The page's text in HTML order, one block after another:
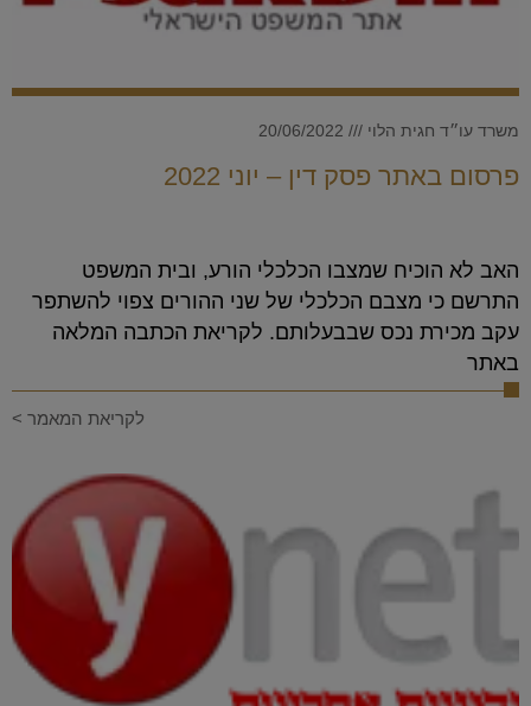
פרסום באתר פסק דין – יוני 2022
משרד עו״ד חגית הלוי
האב לא הוכיח שמצבו הכלכלי הורע, ובית המשפט
התרשם כי מצבם הכלכלי של שני ההורים צפוי להשתפר
עקב מכירת נכס שבבעלותם. לקריאת הכתבה המלאה
באתר
לקריאת המאמר >